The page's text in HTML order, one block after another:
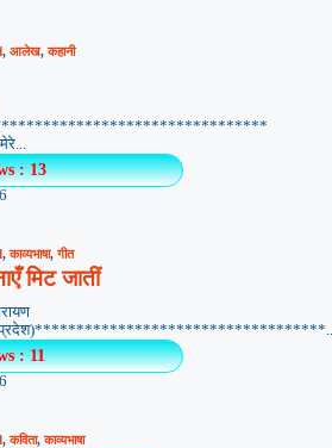
, आलेख,कहानी
: 13
,काव्यभाषा,गीत
मिट जातीं
: 11
,कविता,काव्यभाषा